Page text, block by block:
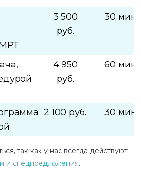
3 500
руб.
30 мин.
4 950
руб.
60 мин.
2 100 руб. 30 мин.
так как у нас всегда действуют
и спецпредложения.